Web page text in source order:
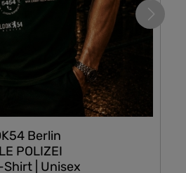
Berlin
POLIZEI
Shirt | Unisex